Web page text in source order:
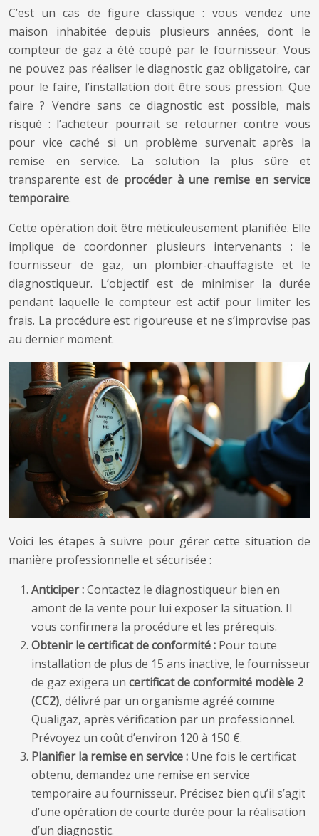
C’est un cas de figure classique : vous vendez une
maison inhabitée depuis plusieurs années, dont le
compteur de gaz a été coupé par le fournisseur. Vous
ne pouvez pas réaliser le diagnostic gaz obligatoire, car
pour le faire, l’installation doit être sous pression. Que
faire ? Vendre sans ce diagnostic est possible, mais
risqué : l’acheteur pourrait se retourner contre vous
pour vice caché si un problème survenait après la
remise en service. La solution la plus sûre et
transparente est de procéder à une remise en service
temporaire.
Cette opération doit être méticuleusement planifiée. Elle
implique de coordonner plusieurs intervenants : le
fournisseur de gaz, un plombier-chauffagiste et le
diagnostiqueur. L’objectif est de minimiser la durée
pendant laquelle le compteur est actif pour limiter les
frais. La procédure est rigoureuse et ne s’improvise pas
au dernier moment.
Voici les étapes à suivre pour gérer cette situation de
manière professionnelle et sécurisée :
Anticiper :Contactez le diagnostiqueur bien en
amont de la vente pour lui exposer la situation. Il
vous confirmera la procédure et les prérequis.
Obtenir le certificat de conformité : Pour toute
installation de plus de 15 ans inactive, le fournisseur
de gaz exigera un certificat de conformité modèle 2
(CC2), délivré par un organisme agréé comme
Qualigaz, après vérification par un professionnel.
Prévoyez un coût d’environ 120 à 150 €.
Planifier la remise en service : Une fois le certificat
obtenu, demandez une remise en service
temporaire au fournisseur. Précisez bien qu’il s’agit
d’une opération de courte durée pour la réalisation
d’un diagnostic.